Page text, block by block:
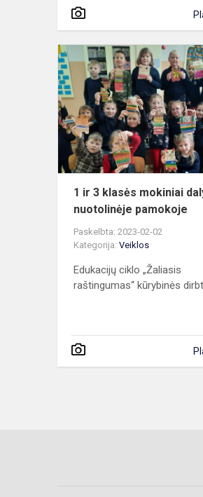
1 ir 3 klasės mokiniai
nuotolinėje pamokoje
Paskelbta: 2023-02-02
Kategorija: Veiklos
Edukacijų ciklo „Žaliasis
raštingumas“ kūrybinės